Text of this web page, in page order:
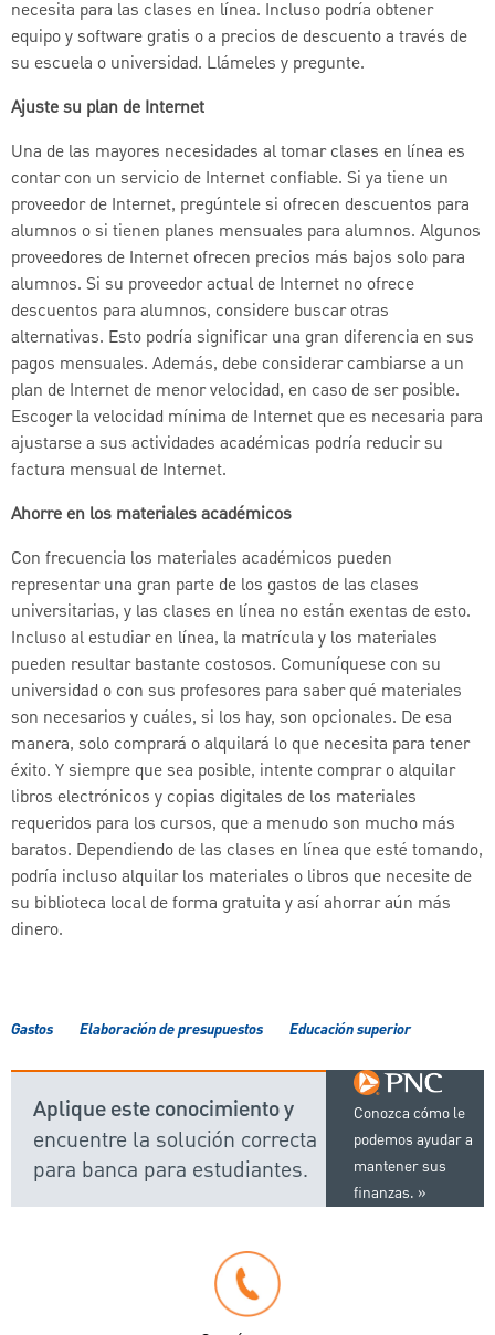
necesita para las clases en línea. Incluso podría obtener
equipo y software gratis o a precios de descuento a través de
su escuela o universidad. Llámeles y pregunte.
Ajuste su plan de Internet
Una de las mayores necesidades al tomar clases en línea es
contar con un servicio de Internet confiable. Si ya tiene un
proveedor de Internet, pregúntele si ofrecen descuentos para
alumnos o si tienen planes mensuales para alumnos. Algunos
proveedores de Internet ofrecen precios más bajos solo para
alumnos. Si su proveedor actual de Internet no ofrece
descuentos para alumnos, considere buscar otras
alternativas. Esto podría significar una gran diferencia en sus
pagos mensuales. Además, debe considerar cambiarse a un
plan de Internet de menor velocidad, en caso de ser posible.
Escoger la velocidad mínima de Internet que es necesaria para
ajustarse a sus actividades académicas podría reducir su
factura mensual de Internet.
Ahorre en los materiales académicos
Con frecuencia los materiales académicos pueden
representar una gran parte de los gastos de las clases
universitarias, y las clases en línea no están exentas de esto.
Incluso al estudiar en línea, la matrícula y los materiales
pueden resultar bastante costosos. Comuníquese con su
universidad o con sus profesores para saber qué materiales
son necesarios y cuáles, si los hay, son opcionales. De esa
manera, solo comprará o alquilará lo que necesita para tener
éxito. Y siempre que sea posible, intente comprar o alquilar
libros electrónicos y copias digitales de los materiales
requeridos para los cursos, que a menudo son mucho más
baratos. Dependiendo de las clases en línea que esté tomando,
podría incluso alquilar los materiales o libros que necesite de
su biblioteca local de forma gratuita y así ahorrar aún más
dinero.
Gastos Elaboración de presupuestos Educación superior
Conozca cómo le
podemos ayudar a
mantener sus
finanzas.
Aplique este conocimiento y
encuentre la solución correcta
para banca para estudiantes.